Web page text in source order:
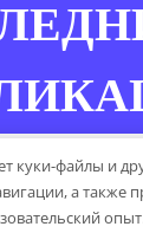
и
куки-файлы и
а также